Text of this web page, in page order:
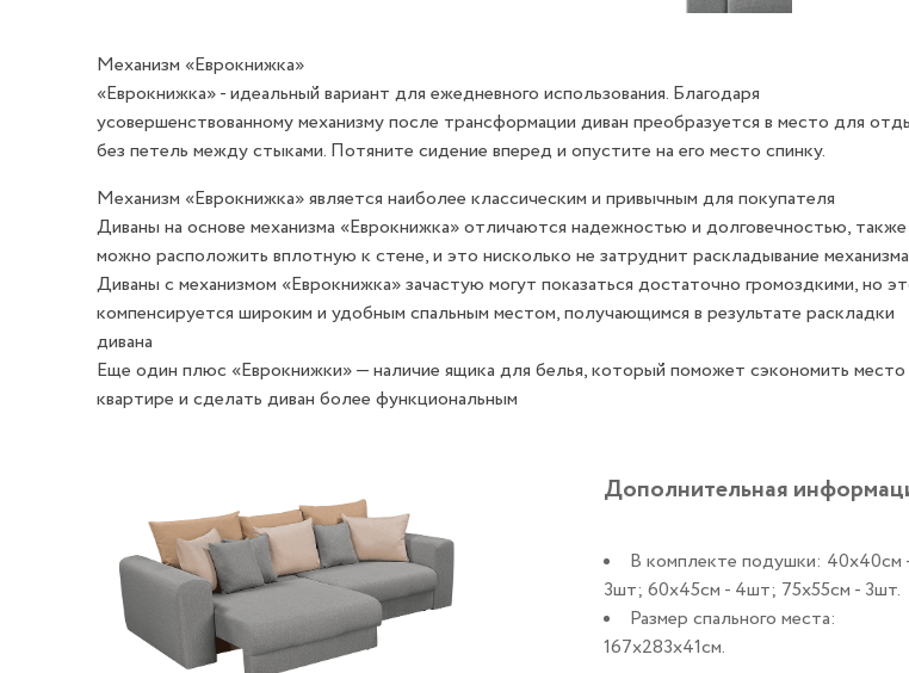
Механизм «Еврокнижка»
«Еврокнижка» - идеальный вариант для ежедневного использования. Благодаря
усовершенствованному механизму после трансформации диван преобразуется в место для
без петель между стыками. Потяните сидение вперед и опустите на его место спинку.
Механизм «Еврокнижка» является наиболее классическим и привычным для покупателя
Диваны на основе механизма «Еврокнижка» отличаются надежностью и долговечностью,
можно расположить вплотную к стене, и это нисколько не затруднит раскладывание механизма
Диваны с механизмом «Еврокнижка» зачастую могут показаться достаточно громоздкими, но
компенсируется широким и удобным спальным местом, получающимся в результате раскладки
дивана
Еще один плюс «Еврокнижки» — наличие ящика для белья, который поможет сэкономить место
квартире и сделать диван более функциональным
Дополнительная
В комплекте подушки: 40х40см
3шт; 60х45см - 4шт; 75х55см - 3шт.
Размер спального места:
167х283х41см.